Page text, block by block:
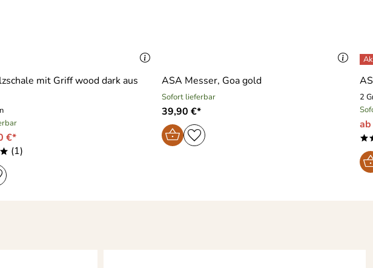
mit Griff wood dark aus
€*
(1)
ASA Messer, Goa gold
Sofort lieferbar
39,90 €*
2